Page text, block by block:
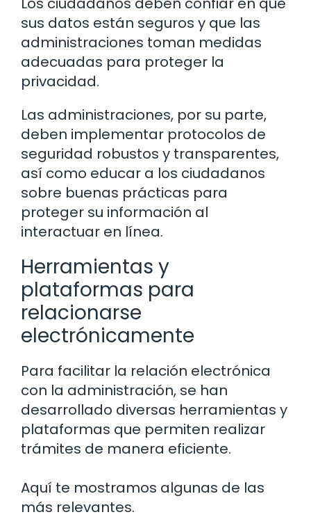
sus datos están seguros y que las
administraciones toman medidas
adecuadas para proteger la
privacidad.
Las administraciones, por su parte,
deben implementar protocolos de
seguridad robustos y transparentes,
así como educar a los ciudadanos
sobre buenas prácticas para
proteger su información al
interactuar en línea.
Herramientas y
plataformas para
relacionarse
electrónicamente
Para facilitar la relación electrónica
con la administración, se han
desarrollado diversas herramientas y
plataformas que permiten realizar
trámites de manera eficiente.
Aquí te mostramos algunas de las
más relevantes.